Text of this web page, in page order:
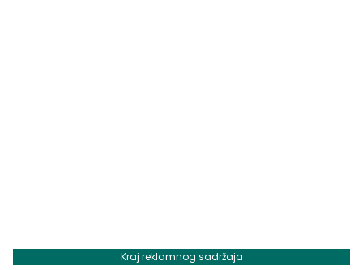
Kraj reklamnog sadržaja